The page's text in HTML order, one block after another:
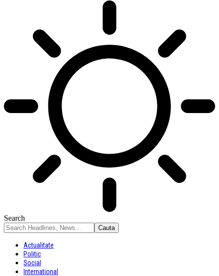
Search
Actualitate
Politic
Social
International